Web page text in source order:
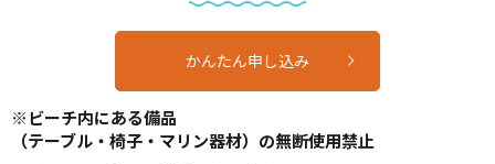
かんたん申し込み
※ビーチ内にある備品
（テーブル・椅子・マリン器材）の無断使用禁止